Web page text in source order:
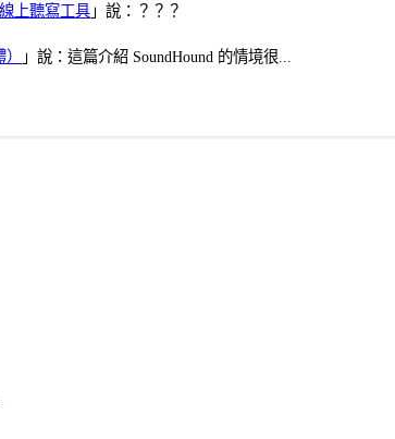
上聽寫工具 」說：？？？
」說：這篇介紹 SoundHound 的情境很...